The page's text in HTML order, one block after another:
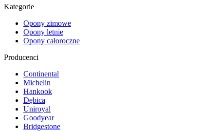
Kategorie
Opony zimowe
Opony letnie
Opony całoroczne
Producenci
Continental
Michelin
Hankook
Dębica
Uniroyal
Goodyear
Bridgestone